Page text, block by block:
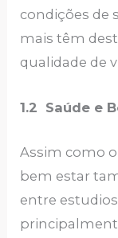
condições de
mais têm
qualidade de
1.2 Saúde e
Assim como
bem estar
entre